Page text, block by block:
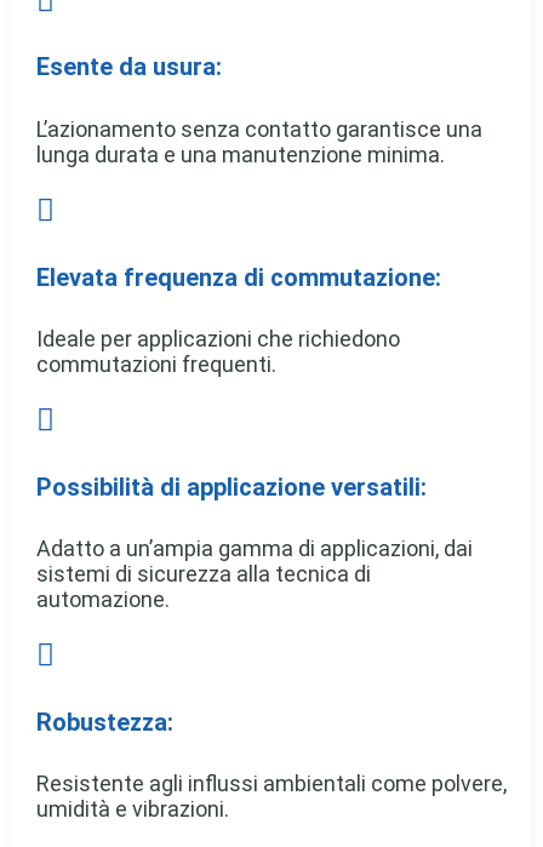
Esente da usura:
L’azionamento senza contatto garantisce una
lunga durata e una manutenzione minima.

Elevata frequenza di commutazione:
Ideale per applicazioni che richiedono
commutazioni frequenti.

Possibilità di applicazione versatili:
Adatto a un’ampia gamma di applicazioni, dai
sistemi di sicurezza alla tecnica di
automazione.

Robustezza:
Resistente agli influssi ambientali come polvere,
umidità e vibrazioni.